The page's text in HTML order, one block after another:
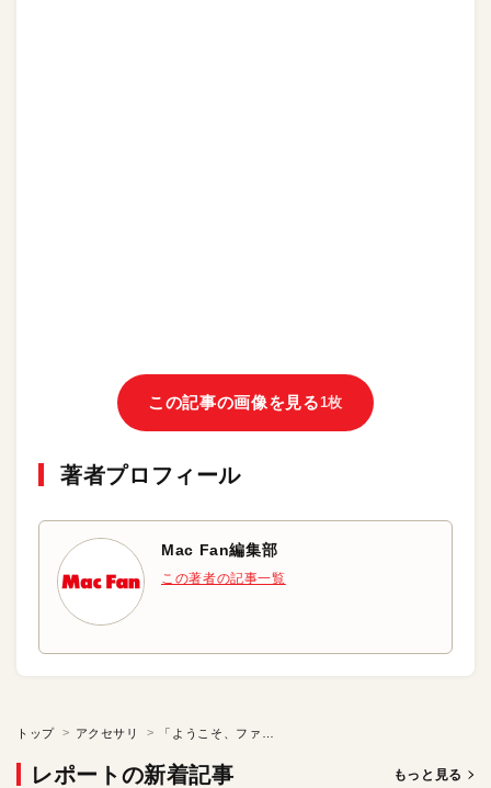
この記事の画像を見る 1枚
著者プロフィール
Mac Fan編集部
この著者の記事一覧
トップ アクセサリ
レポートの新着記事 もっと見る